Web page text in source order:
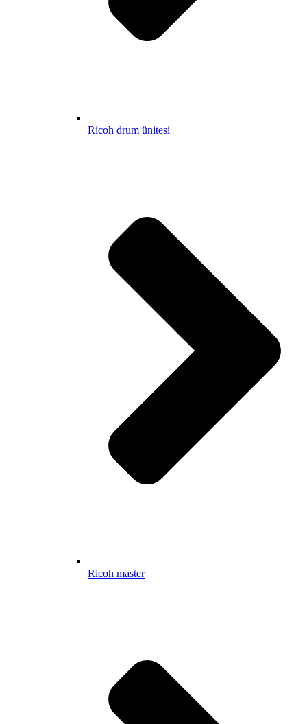
Ricoh drum ünitesi
Ricoh master